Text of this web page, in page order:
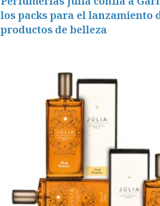
los packs para el lanzamiento
productos de belleza